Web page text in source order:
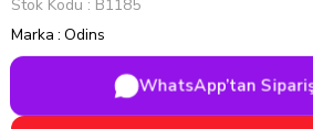
Stok Kodu
B1185
Marka : Odins
WhatsApp’tan